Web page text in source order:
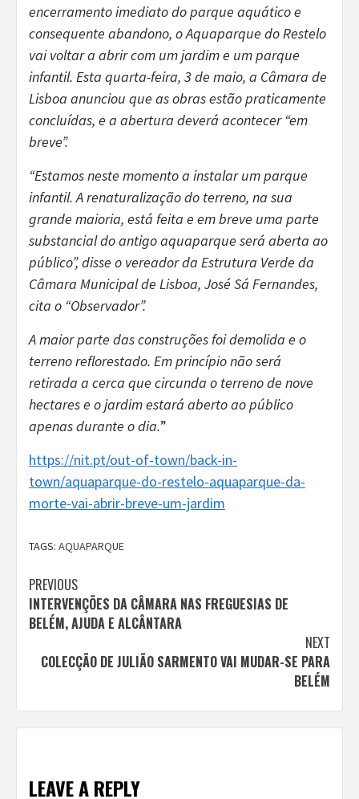
encerramento imediato do parque aquático e
consequente abandono, o Aquaparque do Restelo
vai voltar a abrir com um jardim e um parque
infantil. Esta quarta-feira, 3 de maio, a Câmara de
Lisboa anunciou que as obras estão praticamente
concluídas, e a abertura deverá acontecer “em
breve”.
“Estamos neste momento a instalar um parque
infantil. A renaturalização do terreno, na sua
grande maioria, está feita e em breve uma parte
substancial do antigo aquaparque será aberta ao
público”, disse o vereador da Estrutura Verde da
Câmara Municipal de Lisboa, José Sá Fernandes,
cita o “Observador”.
A maior parte das construções foi demolida e o
terreno reflorestado. Em princípio não será
retirada a cerca que circunda o terreno de nove
hectares e o jardim estará aberto ao público
apenas durante o dia.”
https://nit.pt/out-of-town/back-in-
town/aquaparque-do-restelo-aquaparque-da-
morte-vai-abrir-breve-um-jardim
TAGS: AQUAPARQUE
Continue
Reading
PREVIOUS
INTERVENÇÕES DA CÂMARA NAS FREGUESIAS DE
BELÉM, AJUDA E ALCÂNTARA
NEXT
COLECÇÃO DE JULIÃO SARMENTO VAI MUDAR-SE PARA
BELÉM
LEAVE A REPLY